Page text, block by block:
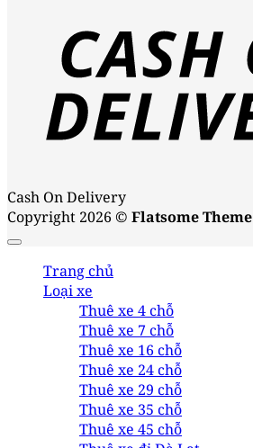
Cash On Delivery
Copyright 2026 © Flatsome Theme
Trang chủ
Loại xe
Thuê xe 4 chỗ
Thuê xe 7 chỗ
Thuê xe 16 chỗ
Thuê xe 24 chỗ
Thuê xe 29 chỗ
Thuê xe 35 chỗ
Thuê xe 45 chỗ